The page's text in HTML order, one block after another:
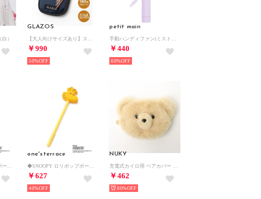
）
GLAZOS
￥990
50%
petit main
￥440
60%
one'sterrace
￥627
40%
NUKY
￥462
80%